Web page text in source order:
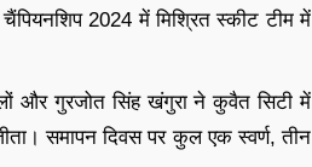
2024 में मिश्रित स्कीट टीम में
और गुरजोत सिंह खंगुरा ने कुवैत सिटी में
समापन दिवस पर कुल एक स्वर्ण, तीन